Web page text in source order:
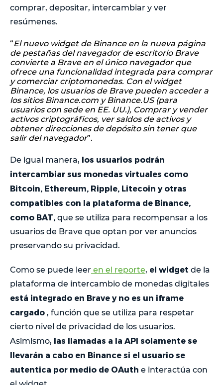
comprar, depositar, intercambiar y ver
resúmenes.
“El nuevo widget de Binance en la nueva página
de pestañas del navegador de escritorio Brave
convierte a Brave en el único navegador que
ofrece una funcionalidad integrada para comprar
y comerciar criptomonedas. Con el widget
Binance, los usuarios de Brave pueden acceder a
los sitios Binance.com y Binance.US (para
usuarios con sede en EE. UU.), Comprar y vender
activos criptográficos, ver saldos de activos y
obtener direcciones de depósito sin tener que
salir del navegador”.
De igual manera, los usuarios podrán
intercambiar sus monedas virtuales como
Bitcoin, Ethereum, Ripple, Litecoin y otras
compatibles con la plataforma de Binance,
como BAT, que se utiliza para recompensar a los
usuarios de Brave que optan por ver anuncios
preservando su privacidad.
Como se puede leer en el reporte, el widget de la
plataforma de intercambio de monedas digitales
está integrado en Brave y no es un iframe
cargado , función que se utiliza para respetar
cierto nivel de privacidad de los usuarios.
Asimismo, las llamadas a la API solamente se
llevarán a cabo en Binance si el usuario se
autentica por medio de OAuth e interactúa con